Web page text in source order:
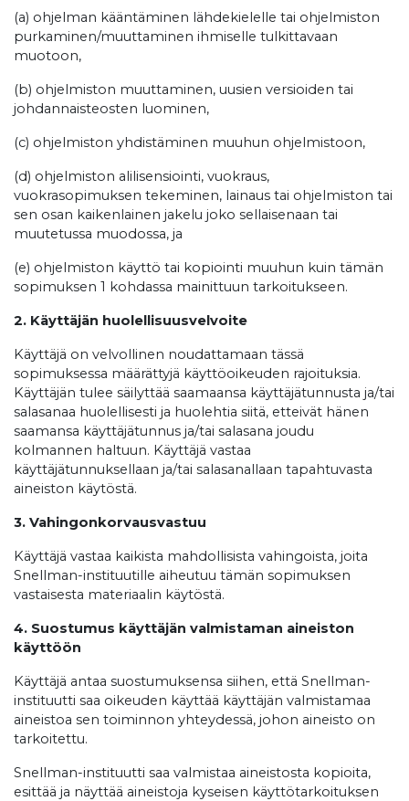
(a) ohjelman kääntäminen lähdekielelle tai ohjelmiston
purkaminen/muuttaminen ihmiselle tulkittavaan
muotoon,
(b) ohjelmiston muuttaminen, uusien versioiden tai
johdannaisteosten luominen,
(c) ohjelmiston yhdistäminen muuhun ohjelmistoon,
(d) ohjelmiston alilisensiointi, vuokraus,
vuokrasopimuksen tekeminen, lainaus tai ohjelmiston tai
sen osan kaikenlainen jakelu joko sellaisenaan tai
muutetussa muodossa, ja
(e) ohjelmiston käyttö tai kopiointi muuhun kuin tämän
sopimuksen 1 kohdassa mainittuun tarkoitukseen.
2. Käyttäjän huolellisuusvelvoite
Käyttäjä on velvollinen noudattamaan tässä
sopimuksessa määrättyjä käyttöoikeuden rajoituksia.
Käyttäjän tulee säilyttää saamaansa käyttäjätunnusta ja/tai
salasanaa huolellisesti ja huolehtia siitä, etteivät hänen
saamansa käyttäjätunnus ja/tai salasana joudu
kolmannen haltuun. Käyttäjä vastaa
käyttäjätunnuksellaan ja/tai salasanallaan tapahtuvasta
aineiston käytöstä.
3. Vahingonkorvausvastuu
Käyttäjä vastaa kaikista mahdollisista vahingoista, joita
Snellman-instituutille aiheutuu tämän sopimuksen
vastaisesta materiaalin käytöstä.
4. Suostumus käyttäjän valmistaman aineiston
käyttöön
Käyttäjä antaa suostumuksensa siihen, että Snellman-
instituutti saa oikeuden käyttää käyttäjän valmistamaa
aineistoa sen toiminnon yhteydessä, johon aineisto on
tarkoitettu.
Snellman-instituutti saa valmistaa aineistosta kopioita,
esittää ja näyttää aineistoja kyseisen käyttötarkoituksen